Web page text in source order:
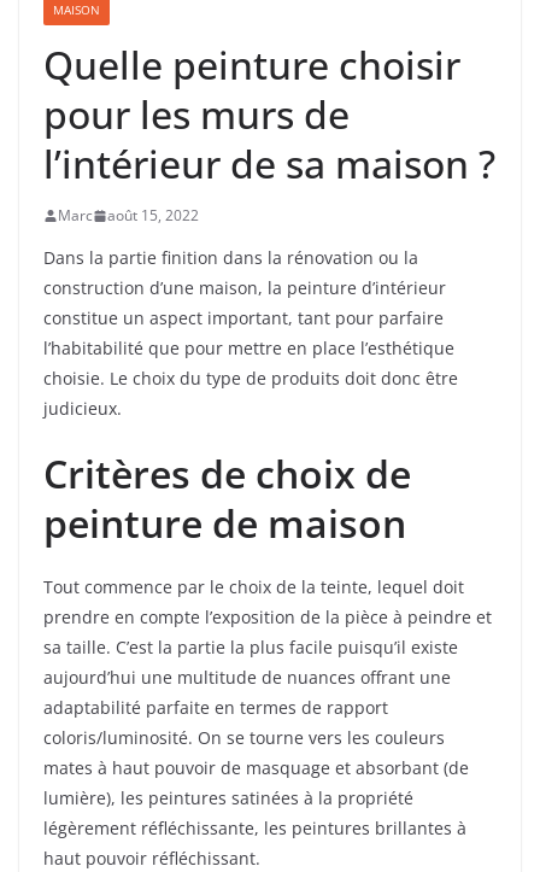
MAISON
Quelle peinture choisir
pour les murs de
l’intérieur de sa maison ?
Marc août 15, 2022
Dans la partie finition dans la rénovation ou la
construction d’une maison, la peinture d’intérieur
constitue un aspect important, tant pour parfaire
l’habitabilité que pour mettre en place l’esthétique
choisie. Le choix du type de produits doit donc être
judicieux.
Critères de choix de
peinture de maison
Tout commence par le choix de la teinte, lequel doit
prendre en compte l’exposition de la pièce à peindre et
sa taille. C’est la partie la plus facile puisqu’il existe
aujourd’hui une multitude de nuances offrant une
adaptabilité parfaite en termes de rapport
coloris/luminosité. On se tourne vers les couleurs
mates à haut pouvoir de masquage et absorbant (de
lumière), les peintures satinées à la propriété
légèrement réfléchissante, les peintures brillantes à
haut pouvoir réfléchissant.